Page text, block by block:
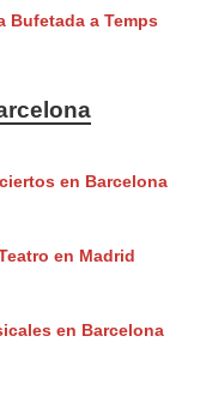
Bufetada a Temps
en Barcelona
en Madrid
en Barcelona